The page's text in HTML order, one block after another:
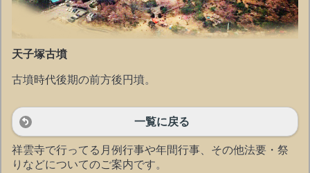
天子塚古墳
古墳時代後期の前方後円墳。
一覧に戻る
祥雲寺で行ってる月例行事や年間行事、その他法要・祭
りなどについてのご案内です。